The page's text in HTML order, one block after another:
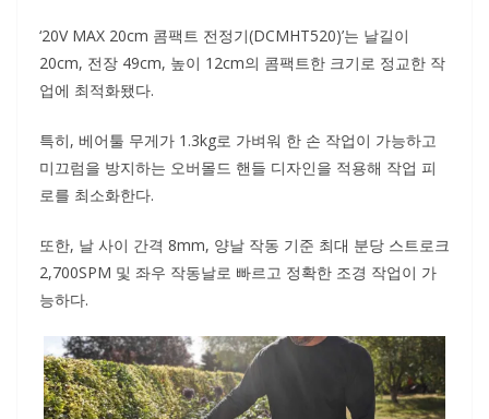
‘20V MAX 20cm 콤팩트 전정기(DCMHT520)’는 날길이
20cm, 전장 49cm, 높이 12cm의 콤팩트한 크기로 정교한 작
업에 최적화됐다.
특히, 베어툴 무게가 1.3kg로 가벼워 한 손 작업이 가능하고
미끄럼을 방지하는 오버몰드 핸들 디자인을 적용해 작업 피
로를 최소화한다.
또한, 날 사이 간격 8mm, 양날 작동 기준 최대 분당 스트로크
2,700SPM 및 좌우 작동날로 빠르고 정확한 조경 작업이 가
능하다.